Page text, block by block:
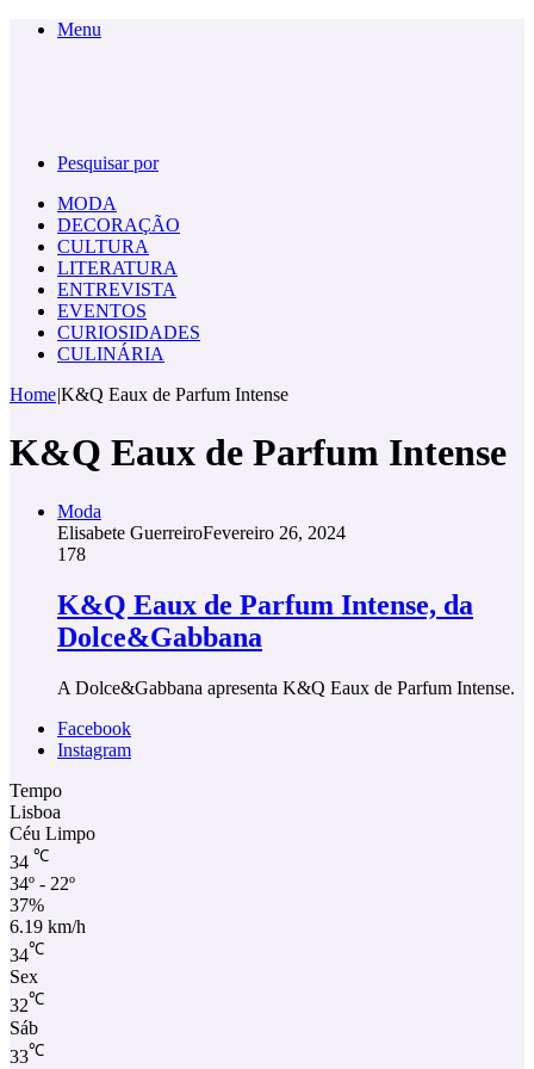
Menu
Pesquisar por
MODA
DECORAÇÃO
CULTURA
LITERATURA
ENTREVISTA
EVENTOS
CURIOSIDADES
CULINÁRIA
Home|K&Q Eaux de Parfum Intense
K&Q Eaux de Parfum Intense
Moda
Elisabete GuerreiroFevereiro 26, 2024
178
K&Q Eaux de Parfum Intense, da
Dolce&Gabbana
A Dolce&Gabbana apresenta K&Q Eaux de Parfum Intense.
Facebook
Instagram
Tempo
Lisboa
Céu Limpo
34 ℃
34º - 22º
37%
6.19 km/h
34℃
Sex
32℃
Sáb
33℃